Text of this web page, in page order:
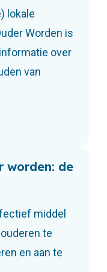
lokale
Worden is
over
van
worden: de
middel
te
en aan te